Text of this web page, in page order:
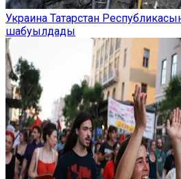
Украина Татарстан
шабуылдады